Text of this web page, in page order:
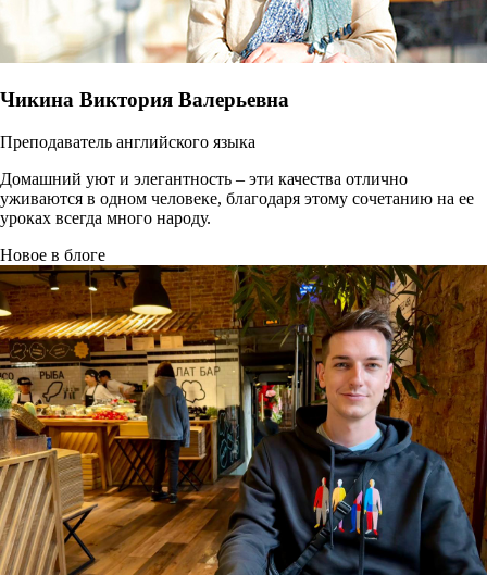
Чикина Виктория Валерьевна
Преподаватель английского языка
Домашний уют и элегантность – эти качества отлично
уживаются в одном человеке, благодаря этому сочетанию на ее
уроках всегда много народу.
Новое в блоге